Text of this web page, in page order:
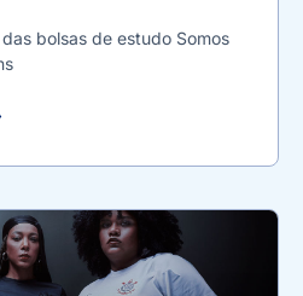
bolsas de estudo Somos